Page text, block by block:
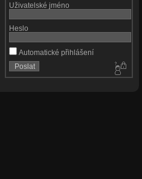
Uživatelské jméno
Heslo
Automatické přihlášení